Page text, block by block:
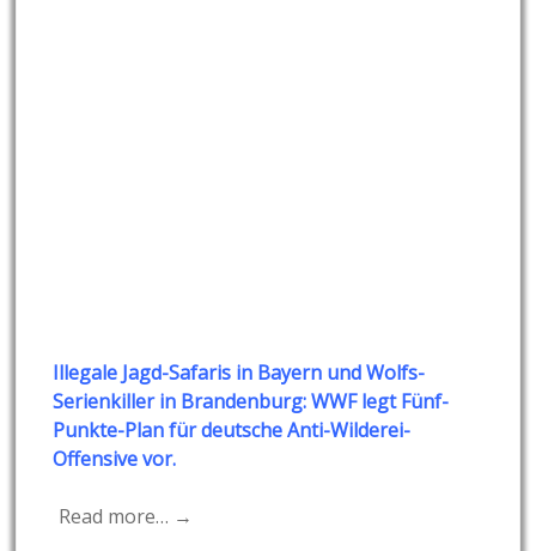
Illegale Jagd-Safaris in Bayern und Wolfs-
Serienkiller in Brandenburg: WWF legt Fünf-
Punkte-Plan für deutsche Anti-Wilderei-
Offensive vor.
Read more… →